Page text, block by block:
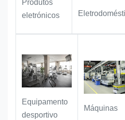
flores, cafés, boutiques vintage,
ateliês de artesanato e galerias
Produtos
eletrónicos
Equipamento
desportivo
Máquinas